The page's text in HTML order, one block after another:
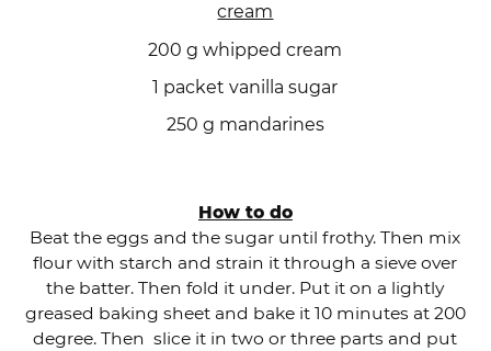
cream
200 g whipped cream
1 packet vanilla sugar
250 g mandarines
How to do
Beat the eggs and the sugar until frothy. Then mix
flour with starch and strain it through a sieve over
the batter. Then fold it under. Put it on a lightly
greased baking sheet and bake it 10 minutes at 200
degree. Then slice it in two or three parts and put